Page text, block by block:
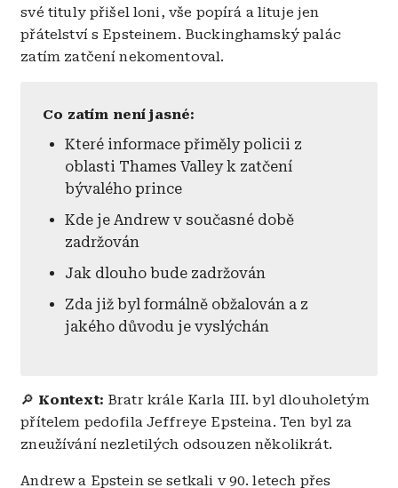
své tituly přišel loni, vše popírá a lituje jen
přátelství s Epsteinem. Buckinghamský palác
zatím zatčení nekomentoval.
Co zatím není jasné:
Které informace přiměly policii z
oblasti Thames Valley k zatčení
bývalého prince
Kde je Andrew v současné době
zadržován
Jak dlouho bude zadržován
Zda již byl formálně obžalován a z
jakého důvodu je vyslýchán
🔎 Kontext: Bratr krále Karla III. byl dlouholetým
přítelem pedofila Jeffreye Epsteina. Ten byl za
zneužívání nezletilých odsouzen několikrát.
Andrew a Epstein se setkali v 90. letech přes